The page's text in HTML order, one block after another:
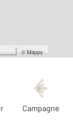
©Mappy
Campagne